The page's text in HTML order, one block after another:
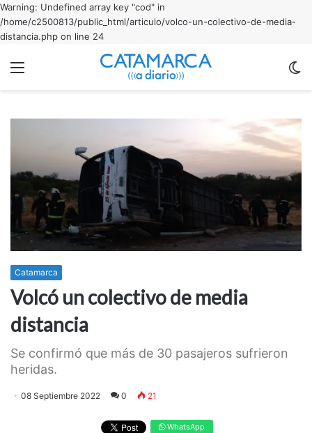
Warning: Undefined array key "cod" in
/home/c2500813/public_html/articulo/volco-un-colectivo-de-media-
distancia.php on line 24
Catamarca
Volcó un colectivo de media
distancia
Se confirmó que más de 30 pasajeros sufrieron
heridas.
08 Septiembre 2022 0 21
WhatsApp